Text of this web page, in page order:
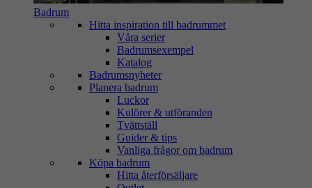
Badrum
Hitta inspiration till badrummet
Våra serier
Badrumsexempel
Katalog
Badrumsnyheter
Planera badrum
Luckor
Kulörer & utföranden
Tvättställ
Guider & tips
Vanliga frågor om badrum
Köpa badrum
Hitta återförsäljare